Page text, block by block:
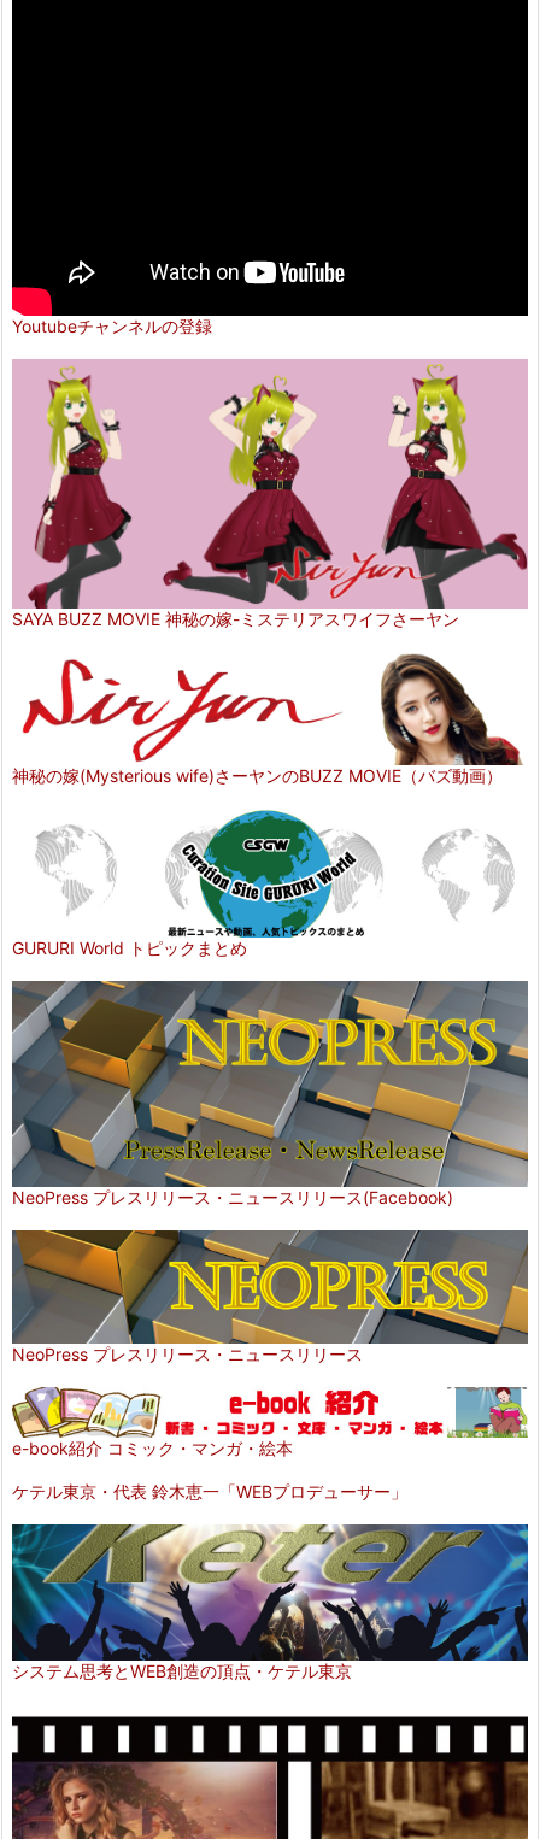
Youtubeチャンネルの登録
SAYA BUZZ MOVIE 神秘の嫁-ミステリアスワイフさーヤン
神秘の嫁(Mysterious wife)さーヤンのBUZZ MOVIE（バズ動画）
GURURI World トピックまとめ
NeoPress プレスリリース・ニュースリリース(Facebook)
NeoPress プレスリリース・ニュースリリース
e-book紹介 コミック・マンガ・絵本
ケテル東京・代表 鈴木恵一「WEBプロデューサー」
システム思考とWEB創造の頂点・ケテル東京